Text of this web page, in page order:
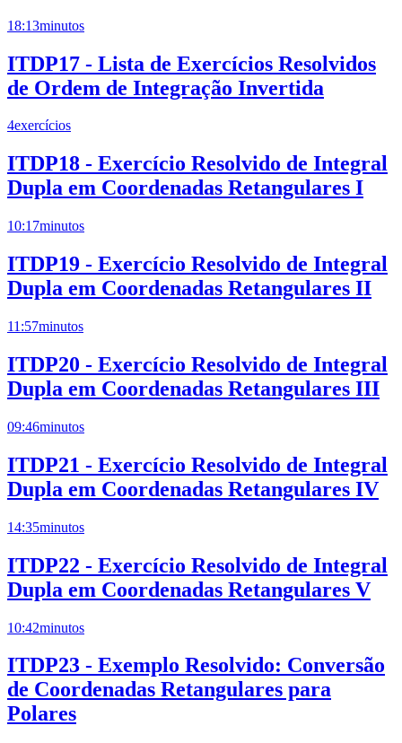
18:13minutos
ITDP17 - Lista de Exercícios Resolvidos
de Ordem de Integração Invertida
4exercícios
ITDP18 - Exercício Resolvido de Integral
Dupla em Coordenadas Retangulares I
10:17minutos
ITDP19 - Exercício Resolvido de Integral
Dupla em Coordenadas Retangulares II
11:57minutos
ITDP20 - Exercício Resolvido de Integral
Dupla em Coordenadas Retangulares III
09:46minutos
ITDP21 - Exercício Resolvido de Integral
Dupla em Coordenadas Retangulares IV
14:35minutos
ITDP22 - Exercício Resolvido de Integral
Dupla em Coordenadas Retangulares V
10:42minutos
ITDP23 - Exemplo Resolvido: Conversão
de Coordenadas Retangulares para
Polares